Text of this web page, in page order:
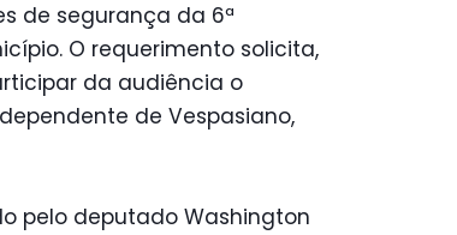
de segurança da 6ª
O requerimento solicita,
da audiência o
de Vespasiano,
pelo deputado Washington